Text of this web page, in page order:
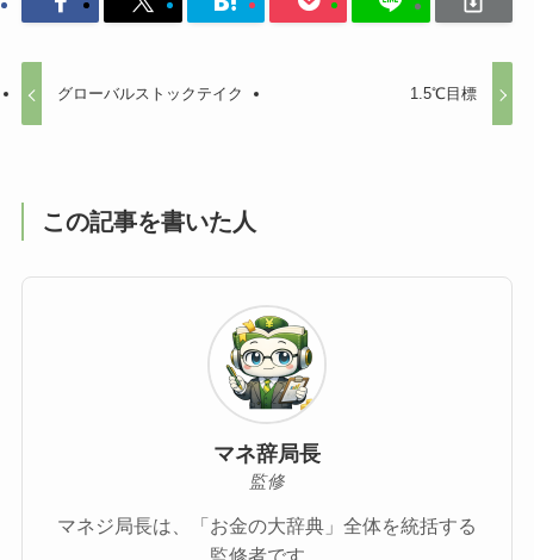
グローバルストックテイク 1.5℃目標
この記事を書いた人
マネ辞局長
監修
マネジ局長は、「お金の大辞典」全体を統括する
監修者です。